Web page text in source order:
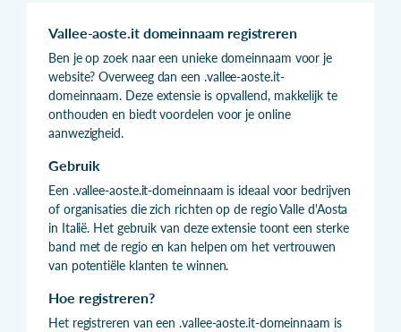
Vallee-aoste.it domeinnaam registreren
Ben je op zoek naar een unieke domeinnaam voor je
website? Overweeg dan een .vallee-aoste.it-
domeinnaam. Deze extensie is opvallend, makkelijk te
onthouden en biedt voordelen voor je online
aanwezigheid.
Gebruik
Een .vallee-aoste.it-domeinnaam is ideaal voor bedrijven
of organisaties die zich richten op de regio Valle d'Aosta
in Italië. Het gebruik van deze extensie toont een sterke
band met de regio en kan helpen om het vertrouwen
van potentiële klanten te winnen.
Hoe registreren?
Het registreren van een .vallee-aoste.it-domeinnaam is